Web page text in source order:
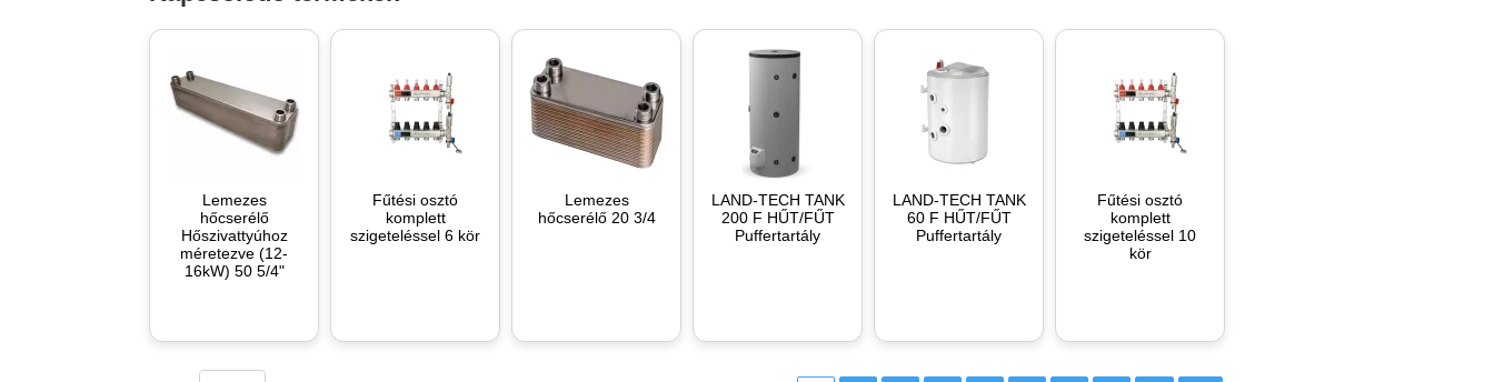
Lemezes
hőcserélő
Hőszivattyúhoz
méretezve (12-
16kW) 50 5/4"
Fűtési osztó
komplett
szigeteléssel 6 kör
Lemezes
hőcserélő 20 3/4
LAND-TECH TANK
200 F HŰT/FŰT
Puffertartály
LAND-TECH TANK
60 F HŰT/FŰT
Puffertartály
Fűtési osztó
komplett
szigeteléssel 10
kör